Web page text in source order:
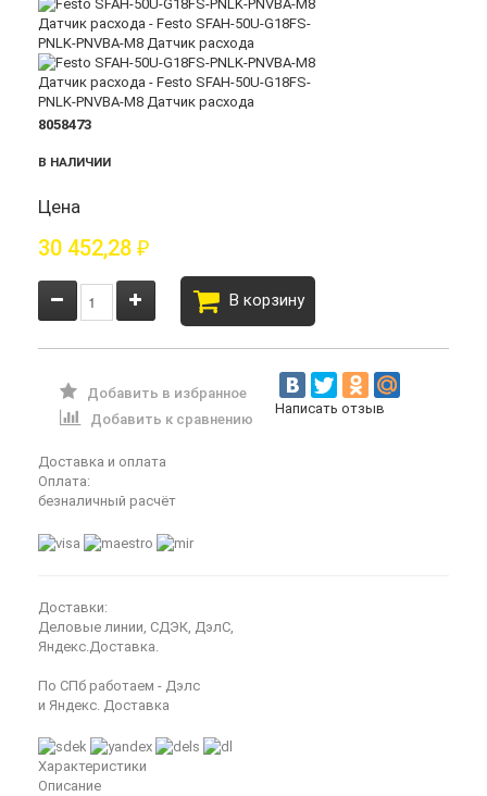
8058473
В НАЛИЧИИ
Цена
30 452,28 ₽
В корзину
Добавить в избранное
Добавить к сравнению
Написать отзыв
Доставка и оплата
Оплата:
безналичный расчёт
Доставки:
Деловые линии, СДЭК, ДэлС,
Яндекс.Доставка.
По СПб работаем - Дэлс
и Яндекс. Доставка
Характеристики
Описание